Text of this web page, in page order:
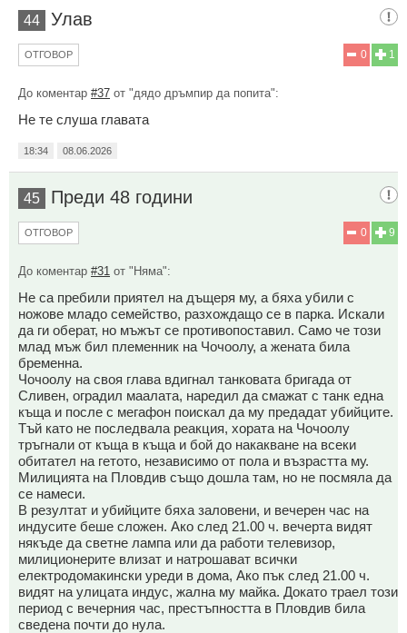
44 Улав
1
0
ОТГОВОР
До коментар #37 от "дядо дръмпир да попита":
Не те слуша главата
18:34 08.06.2026
45 Преди 48 години
9
0
ОТГОВОР
До коментар #31 от "Няма":
Не са пребили приятел на дъщеря му, а бяха убили с
ножове младо семейство, разхождащо се в парка. Искали
да ги оберат, но мъжът се противопоставил. Само че този
млад мъж бил племенник на Чочоолу, а жената била
бременна.
Чочоолу на своя глава вдигнал танковата бригада от
Сливен, оградил маалата, наредил да смажат с танк една
къща и после с мегафон поискал да му предадат убийците.
Тъй като не последвала реакция, хората на Чочоолу
тръгнали от къща в къща и бой до накакване на всеки
обитател на гетото, независимо от пола и възрастта му.
Милицията на Пловдив също дошла там, но не посмяла да
се намеси.
В резултат и убийците бяха заловени, и вечерен час на
индусите беше сложен. Ако след 21.00 ч. вечерта видят
някъде да светне лампа или да работи телевизор,
милиционерите влизат и натрошават всички
електродомакински уреди в дома, Ако пък след 21.00 ч.
видят на улицата индус, жална му майка. Докато траел този
период с вечерния час, престъпността в Пловдив била
сведена почти до нула.